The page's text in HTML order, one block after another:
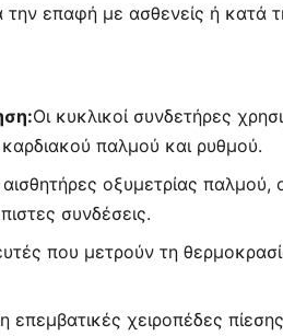
επαφή με ασθενείς ή κατά
Οι κυκλικοί συνδετήρες
παλμού και ρυθμού.
οξυμετρίας
συνδέσεις.
που μετρούν τη
επεμβατικές χειροπέδες